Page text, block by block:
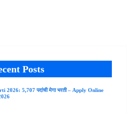
Posts
2026: 5,707 पदांची मेगा भरती – Apply Online